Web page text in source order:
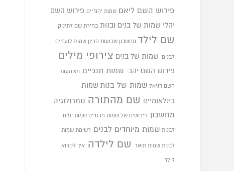
פירוש השם ליאם שמות יהודיים פירוש השם
יהלי שמות של בנים ובנות בחירת שם לתינוק
שם לילד מחשבון שבועות הריון שמות לועזיים
לבנים שמות של בנים צירופי מילים
פירוש השם יהב שמות תנכיים משמעות
השם דניאל שמות של בנות שמות
בינלאומיים שם מהתורה נומרולוגיה
מחשבון פירושים של שמות פרטיים שמות יפים
לבנות שמות מיוחדים לבנים רשימת שמות
לבנות שמות תואר שם לילדה איך לקרוא
לילד